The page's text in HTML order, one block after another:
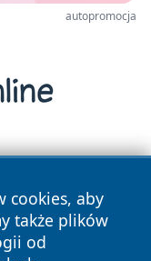
autopromocja
cookies, aby
także plików
od